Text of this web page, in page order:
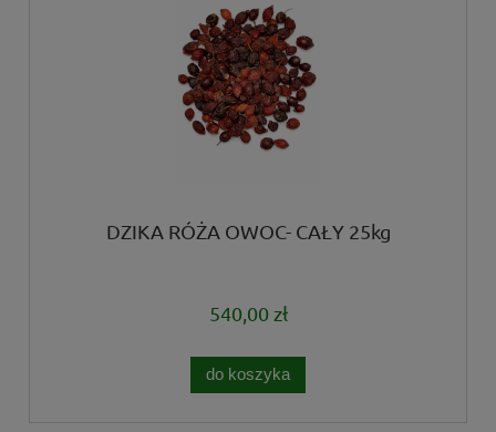
DZIKA RÓŻA OWOC- CAŁY 25kg
540,00 zł
do koszyka